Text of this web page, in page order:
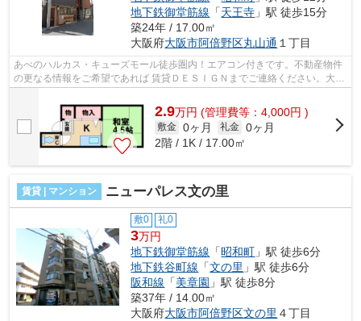
地下鉄御堂筋線 「天王寺 」駅 徒歩15分
築24年 / 17.00㎡
大阪府大阪市阿倍野区丸山通 １丁目
あべのハルカス・キューズモール徒歩圏内！エアコン付きです。不動産物件
の更なる情報をご希望であれば 賃貸ＤＥＳＩＧＮまでご連絡ください。大阪
2.9万円 (管理費等：4,000円 )
敷金 0ヶ月 礼金 0ヶ月
2階 / 1K / 17.00㎡
賃貸 | マンション ニューパレス文の里
敷0 礼0
3万円
地下鉄御堂筋線 「昭和町 」駅 徒歩6分
地下鉄谷町線 「文の里 」駅 徒歩6分
阪和線 「美章園 」駅 徒歩8分
築37年 / 14.00㎡
大阪府大阪市阿倍野区文の里 ４丁目